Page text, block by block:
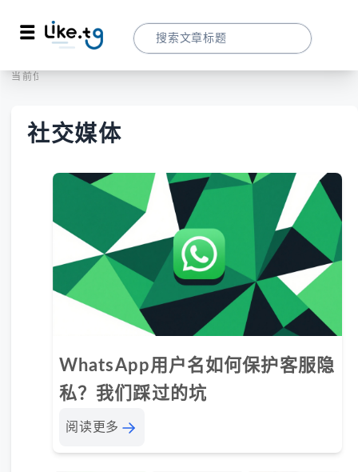
当前位置：
社交媒体
WhatsApp用户名如何保护客服隐
私？我们踩过的坑
阅读更多